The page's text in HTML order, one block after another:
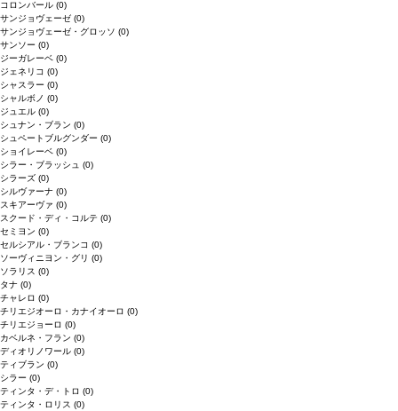
コロンバール (0)
サンジョヴェーゼ (0)
サンジョヴェーゼ・グロッソ (0)
サンソー (0)
ジーガレーベ (0)
ジェネリコ (0)
シャスラー (0)
シャルボノ (0)
ジュエル (0)
シュナン・ブラン (0)
シュペートブルグンダー (0)
ショイレーベ (0)
シラー・ブラッシュ (0)
シラーズ (0)
シルヴァーナ (0)
スキアーヴァ (0)
スクード・ディ・コルテ (0)
セミヨン (0)
セルシアル・ブランコ (0)
ソーヴィニヨン・グリ (0)
ソラリス (0)
タナ (0)
チャレロ (0)
チリエジオーロ・カナイオーロ (0)
チリエジョーロ (0)
カベルネ・フラン (0)
ディオリノワール (0)
ティブラン (0)
シラー (0)
ティンタ・デ・トロ (0)
ティンタ・ロリス (0)